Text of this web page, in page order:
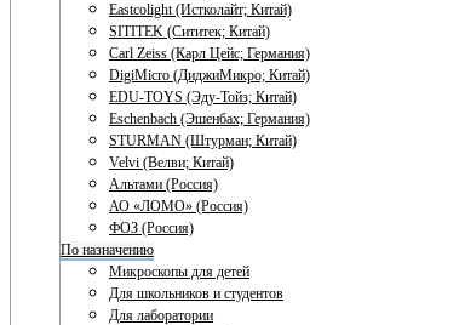
Eastcolight (Истколайт; Китай)
SITITEK (Сититек; Китай)
Carl Zeiss (Карл Цейс; Германия)
DigiMicro (ДиджиМикро; Китай)
EDU-TOYS (Эду-Тойз; Китай)
Eschenbach (Эшенбах; Германия)
STURMAN (Штурман; Китай)
Velvi (Велви; Китай)
Альтами (Россия)
АО «ЛОМО» (Россия)
ФОЗ (Россия)
По назначению
Микроскопы для детей
Для школьников и студентов
Для лаборатории